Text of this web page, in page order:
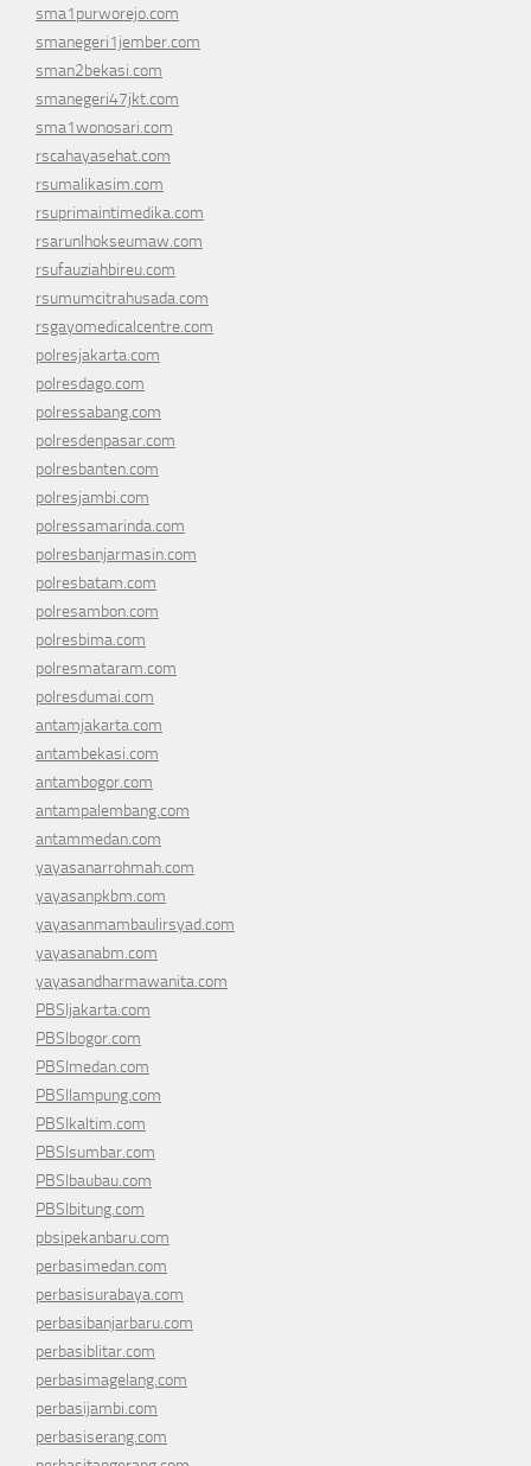
sma1purworejo.com
smanegeri1jember.com
sman2bekasi.com
smanegeri47jkt.com
sma1wonosari.com
rscahayasehat.com
rsumalikasim.com
rsuprimaintimedika.com
rsarunlhokseumaw.com
rsufauziahbireu.com
rsumumcitrahusada.com
rsgayomedicalcentre.com
polresjakarta.com
polresdago.com
polressabang.com
polresdenpasar.com
polresbanten.com
polresjambi.com
polressamarinda.com
polresbanjarmasin.com
polresbatam.com
polresambon.com
polresbima.com
polresmataram.com
polresdumai.com
antamjakarta.com
antambekasi.com
antambogor.com
antampalembang.com
antammedan.com
yayasanarrohmah.com
yayasanpkbm.com
yayasanmambaulirsyad.com
yayasanabm.com
yayasandharmawanita.com
PBSIjakarta.com
PBSIbogor.com
PBSImedan.com
PBSIlampung.com
PBSIkaltim.com
PBSIsumbar.com
PBSIbaubau.com
PBSIbitung.com
pbsipekanbaru.com
perbasimedan.com
perbasisurabaya.com
perbasibanjarbaru.com
perbasiblitar.com
perbasimagelang.com
perbasijambi.com
perbasiserang.com